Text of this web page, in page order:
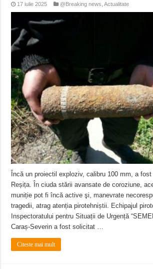
17 iulie 2025 @Breaking news ,Actualitate
Încă un proiectil exploziv, calibru 100 mm, a
Reșița. În ciuda stării avansate de coroziune,
muniție pot fi încă active şi, manevrate
tragedii, atrag atenția pirotehniștii. Echipajul
Inspectoratului pentru Situații de Urgență
Caraș-Severin a fost solicitat …
Citeste mai mult